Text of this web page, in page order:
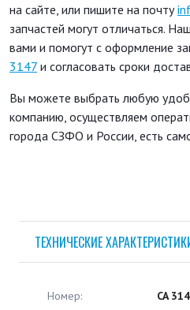
на сайте, или пишите на почту
запчастей могут отличаться.
вами и помогут с оформление
3147 и согласовать сроки
Вы можете выбрать любую
компанию, осуществляем
города СЗФО и России, есть
ТЕХНИЧЕСКИЕ
Номер: CA